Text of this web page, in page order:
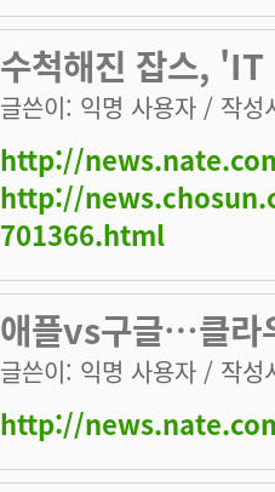
수척해진 잡스, 'IT
글쓴이: 익명 사용자 / 작성
http://
http://
701366.html
애플vs구글…클라
글쓴이: 익명 사용자 / 작성
http://